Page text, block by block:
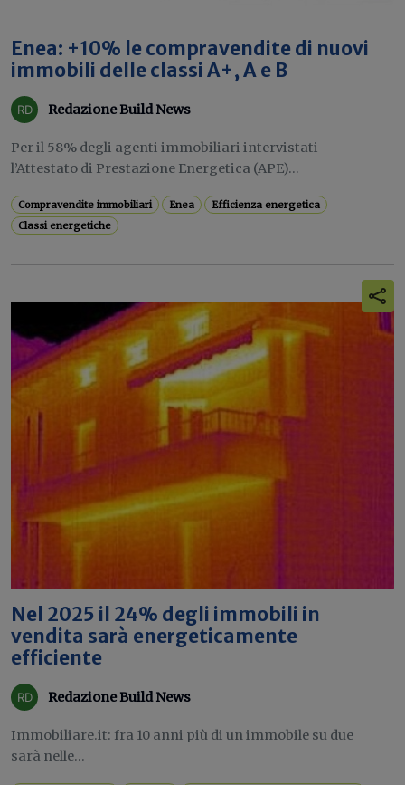
Enea: +10% le compravendite di nuovi
immobili delle classi A+, A e B
Redazione Build News
Per il 58% degli agenti immobiliari intervistati
l’Attestato di Prestazione Energetica (APE)...
Compravendite immobiliari Enea
Efficienza energetica
Classi energetiche
Nel 2025 il 24% degli immobili in
vendita sarà energeticamente
efficiente
Redazione Build News
Immobiliare.it: fra 10 anni più di un immobile su due
sarà nelle...